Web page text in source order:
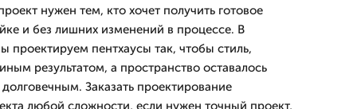
нужен тем, кто хочет получить готовое
и без лишних изменений в процессе. В
пентхаусы так, чтобы стиль,
результатом, а пространство оставалось
Заказать проектирование
любой сложности, если нужен точный проект,